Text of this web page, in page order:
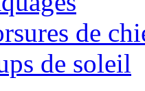
de
de soleil